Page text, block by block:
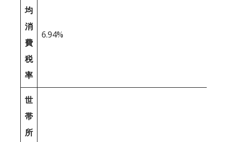
均
消
費
税
率
6.94%
世
帯
所